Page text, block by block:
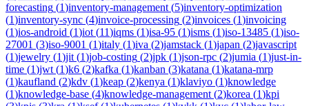
forecasting (1)inventory-management (5)inventory-optimization
(1)inventory-sync (4)invoice-processing (2)invoices (1)invoicing
(1)ios-android (1)iot (11)iqms (1)isa-95 (1)isms (1)iso-13485 (1)iso-
27001 (3)iso-9001 (1)italy (1)iva (2)jamstack (1)japan (2)javascript
(1)jewelry (1)jit (1)job-costing (2)jpk (1)json-rpc (2)jumia (1)just-in-
time (1)jwt (1)k6 (2)kafka (1)kanban (3)katana (1)katana-mrp
(1)kaufland (2)kdv (1)keap (2)kenya (1)klaviyo (1)knowledge
(1)knowledge-base (4)knowledge-management (2)korea (1)kpi